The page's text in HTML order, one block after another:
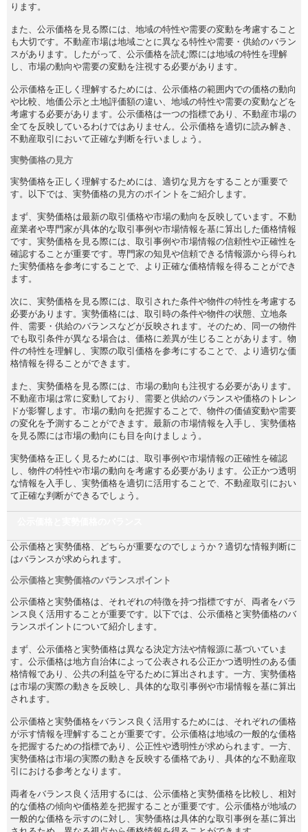
ります。
また、公示価格を見る際には、地域の特性や需要の変動を考慮すること
も大切です。不動産市場は地域ごとに異なる特性や需要・供給のバラン
スがあります。したがって、公示価格を読む際には地域の特性を理解
し、市場の動向や需要の変動を注視する必要があります。
公示価格を正しく理解するためには、公示価格の範囲内での価格の動向
や比較、地価公示と土地評価額の違い、地域の特性や需要の変動などを
考慮する必要があります。公示価格は一つの指標であり、不動産市場の
全てを反映しているわけではありません。公示価格を適切に読み解き、
不動産取引において正確な判断を行いましょう。
実勢価格の見方
実勢価格を正しく理解するためには、適切な見方をすることが重要で
す。以下では、実勢価格の見方のポイントをご紹介します。
まず、実勢価格は最新の取引価格や市場の動向を反映しています。不動
産業者や専門家が具体的な取引事例や市場情報を基に算出した価格情報
です。実勢価格を見る際には、取引事例や市場情報の信頼性や正確性を
確認することが重要です。専門家の知見や信頼できる情報源から得られ
た実勢価格を参考にすることで、より正確な価格情報を得ることができ
ます。
次に、実勢価格を見る際には、取引された条件や物件の特性を考慮する
必要があります。実勢価格には、取引時の条件や物件の状態、立地条
件、需要・供給のバランスなどが反映されます。そのため、同一の物件
でも取引条件が異なる場合は、価格に差異が生じることがあります。物
件の特性を理解し、実際の取引価格を参考にすることで、より適切な価
格情報を得ることができます。
また、実勢価格を見る際には、市場の動向も注視する必要があります。
不動産市場は常に変動しており、需要と供給のバランスや価格のトレン
ドが影響します。市場の動向を把握することで、物件の価値変動や需要
の変化を予測することができます。最新の市場情報を入手し、実勢価格
を見る際には市場の動向にも目を向けましょう。
実勢価格を正しく見るためには、取引事例や市場情報の正確性を確認
し、物件の特性や市場の動向を考慮する必要があります。公正かつ透明
な情報を入手し、実勢価格を適切に活用することで、不動産取引におい
て正確な判断ができるでしょう。
公示価格と実勢価格、どちらが重要なのでしょうか？適切な情報判断に
はバランスが求められます。
公示価格と実勢価格のバランスポイント
公示価格と実勢価格は、それぞれの特徴を持つ指標ですが、両者をバラ
ンス良く活用することが重要です。以下では、公示価格と実勢価格のバ
ランスポイントについて紹介します。
まず、公示価格と実勢価格は異なる決定方法や情報源に基づいていま
す。公示価格は地方自治体によって公表される公正かつ透明性のある価
格情報であり、公共の利益を守るために算出されます。一方、実勢価格
は市場の実際の動きを反映し、具体的な取引事例や市場情報を基に算出
されます。
公示価格と実勢価格をバランス良く活用するためには、それぞれの価格
が示す情報を理解することが重要です。公示価格は地域の一般的な価格
を把握するための指標であり、公正性や透明性が求められます。一方、
実勢価格は市場の実際の動きを反映する価格であり、具体的な不動産取
引における参考となります。
両者をバランス良く活用するには、公示価格と実勢価格を比較し、相対
的な価格の傾向や価格差を把握することが重要です。公示価格が地域の
一般的な価格を示すのに対し、実勢価格は具体的な取引事例を基に算出